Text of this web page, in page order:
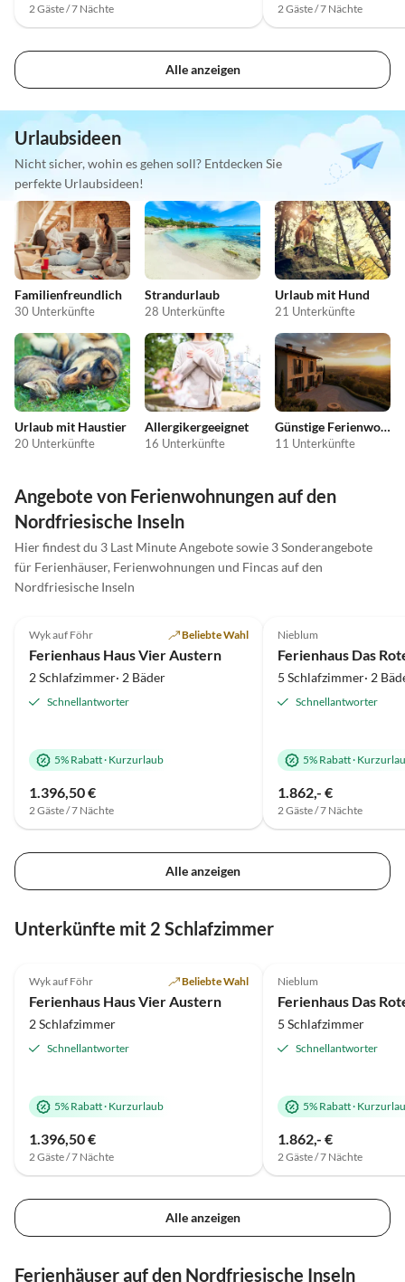
2 Gäste / 7 Nächte 2 Gäste / 7 Nächte
Alle anzeigen
Urlaubsideen
Nicht sicher, wohin es gehen soll? Entdecken Sie
perfekte Urlaubsideen!
Familienfreundlich
30 Unterkünfte
Strandurlaub
28 Unterkünfte
Urlaub mit Hund
21 Unterkünfte
Urlaub mit Haustier
20 Unterkünfte
Allergikergeeignet
16 Unterkünfte
Günstige Ferienwohnungen
11 Unterkünfte
Angebote von Ferienwohnungen auf den
Nordfriesische Inseln
Hier findest du 3 Last Minute Angebote sowie 3 Sonderangebote
für Ferienhäuser, Ferienwohnungen und Fincas auf den
Nordfriesische Inseln
Wyk auf Föhr Beliebte Wahl
Ferienhaus Haus Vier Austern
2 Schlafzimmer· 2 Bäder
Schnellantworter
5% Rabatt· Kurzurlaub
1.396,50 €
2 Gäste / 7 Nächte
Nieblum
Ferienhaus Das
5 Schlafzimmer· 2
Schnellantworter
5% Rabatt·
1.862,- €
2 Gäste / 7 Nächte
Alle anzeigen
Unterkünfte mit 2 Schlafzimmer
Wyk auf Föhr Beliebte Wahl
Ferienhaus Haus Vier Austern
2 Schlafzimmer
Schnellantworter
5% Rabatt· Kurzurlaub
1.396,50 €
2 Gäste / 7 Nächte
Nieblum
Ferienhaus Das
5 Schlafzimmer
Schnellantworter
5% Rabatt·
1.862,- €
2 Gäste / 7 Nächte
Alle anzeigen
Ferienhäuser auf den Nordfriesische Inseln